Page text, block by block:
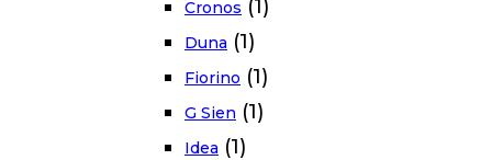
Cronos (1)
Duna (1)
Fiorino (1)
G Sien (1)
Idea (1)